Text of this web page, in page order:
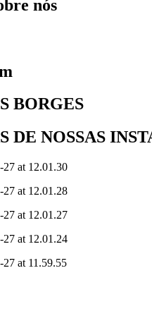
nós
BORGES
DE NOSSAS